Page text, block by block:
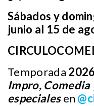
Sábados y
junio al 15 de
Temporada 2026
Impro, Comedia
especialesen